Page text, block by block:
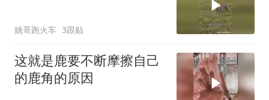
姚哥跑火车 3跟贴
这就是鹿要不断摩擦自己
的鹿角的原因